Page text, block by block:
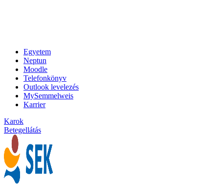
Egyetem
Neptun
Moodle
Telefonkönyv
Outlook levelezés
MySemmelweis
Karrier
Karok
Betegellátás